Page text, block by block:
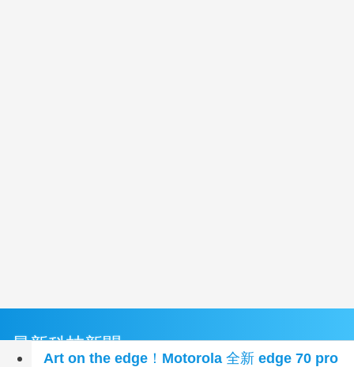
最新科技新聞
Art on the edge！Motorola 全新 edge 70 pro